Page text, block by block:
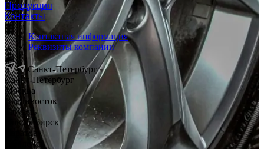
Продукция
Контакты
Контактная информация
Реквизиты компании
Санкт-Петербург
Санкт-Петербург
Москва
Владивосток
Тюмень
Новосибирск
Саратов
Смоленск